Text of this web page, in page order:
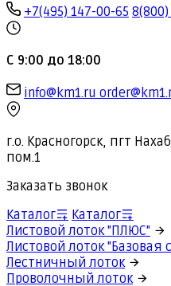
+7(495) 147-00-65
С 9:00 до 18:00
info@km1.ru
г.о. Красногорск, пгт
пом.1
Заказать звонок
Каталог
Каталог
Листовой лоток "ПЛЮС"
Листовой лоток "Базовая
Лестничный лоток
Проволочный лоток